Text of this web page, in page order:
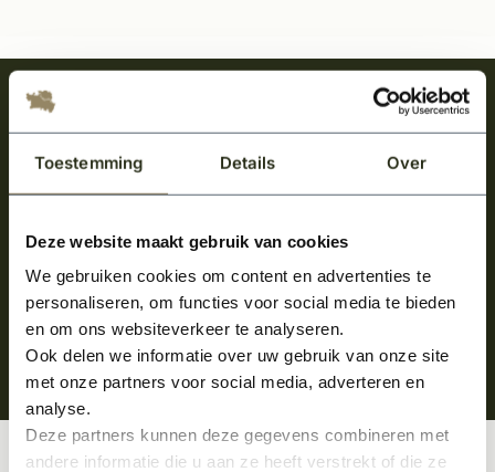
Toestemming Details Over
Deze website maakt gebruik van cookies
We gebruiken cookies om content en advertenties te
personaliseren, om functies voor social media te bieden
en om ons websiteverkeer te analyseren.
Ook delen we informatie over uw gebruik van onze site
met onze partners voor social media, adverteren en
analyse.
Deze partners kunnen deze gegevens combineren met
andere informatie die u aan ze heeft verstrekt of die ze
Meld je aan en ontvang het laatste nieuws
over onze kempische bouwstijl!
Aanmelden voor de nieuwsbrief